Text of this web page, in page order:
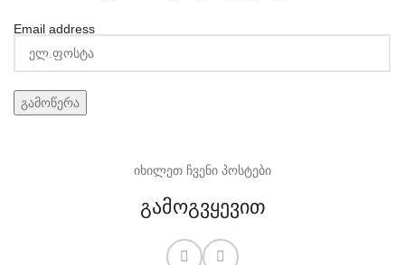
Email address
იხილეთ ჩვენი პოსტები
გამოგვყევით